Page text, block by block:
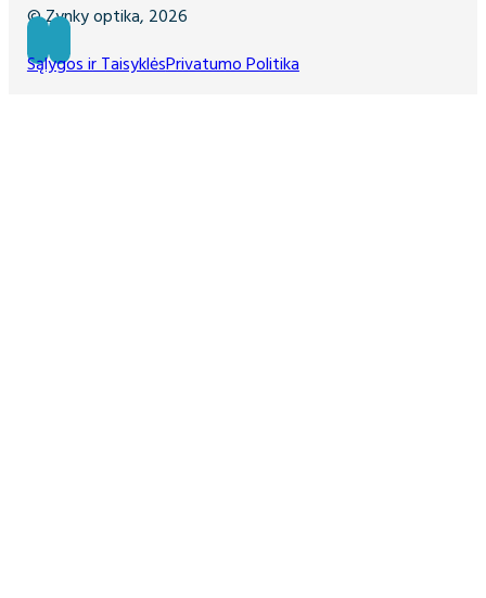
© Zynky optika, 2026
Sąlygos ir TaisyklėsPrivatumo Politika